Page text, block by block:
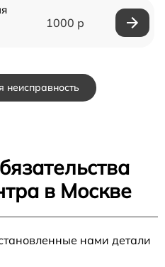
1000 р
неисправность
в Москве
нами детали